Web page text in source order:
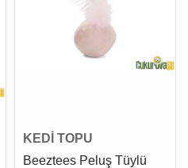
KEDİ TOPU
Beeztees Peluş Tüylü